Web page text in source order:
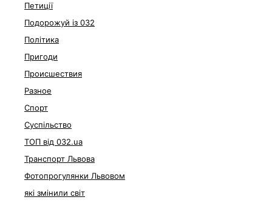
Петиції
Подорожуй із 032
Політика
Пригоди
Происшествия
Разное
Спорт
Суспільство
ТОП від 032.ua
Транспорт Львова
Фотопрогулянки Львовом
які змінили світ